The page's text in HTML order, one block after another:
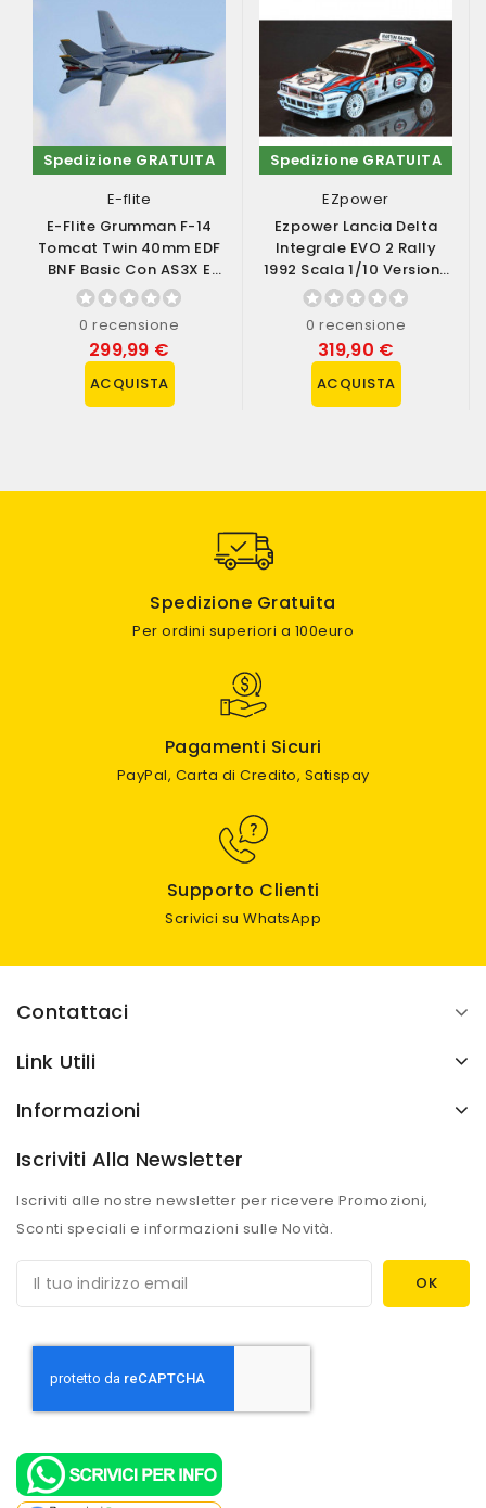
Spedizione GRATUITA
E-flite
E-Flite Grumman F-14
Tomcat Twin 40mm EDF
BNF Basic Con AS3X E
SAFE Select...
0 recensione
299,99 €
ACQUISTA
Spedizione GRATUITA
EZpower
Ezpower Lancia Delta
Integrale EVO 2 Rally
1992 Scala 1/10 Versione
RTR (art....
0 recensione
319,90 €
ACQUISTA
Spedizione Gratuita
Per ordini superiori a 100euro
Pagamenti Sicuri
PayPal, Carta di Credito, Satispay
Supporto Clienti
Scrivici su WhatsApp
Contattaci
Link Utili
Informazioni
Iscriviti Alla Newsletter
Iscriviti alle nostre newsletter per ricevere Promozioni,
Sconti speciali e informazioni sulle Novità.